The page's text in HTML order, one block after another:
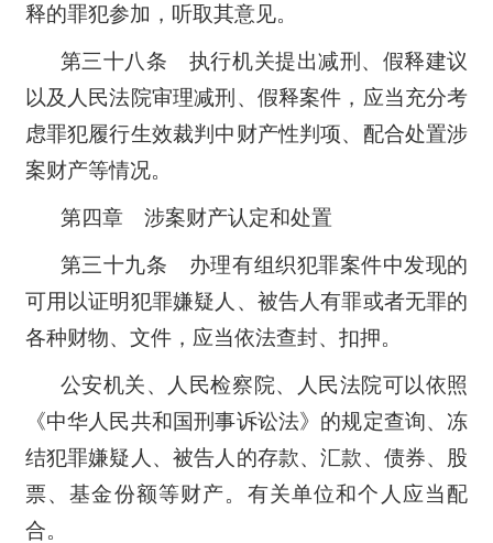
释的罪犯参加，听取其意见。
第三十八条 执行机关提出减刑、假释建议
以及人民法院审理减刑、假释案件，应当充分考
虑罪犯履行生效裁判中财产性判项、配合处置涉
案财产等情况。
第四章 涉案财产认定和处置
第三十九条 办理有组织犯罪案件中发现的
可用以证明犯罪嫌疑人、被告人有罪或者无罪的
各种财物、文件，应当依法查封、扣押。
公安机关、人民检察院、人民法院可以依照
《中华人民共和国刑事诉讼法》的规定查询、冻
结犯罪嫌疑人、被告人的存款、汇款、债券、股
票、基金份额等财产。有关单位和个人应当配
合。